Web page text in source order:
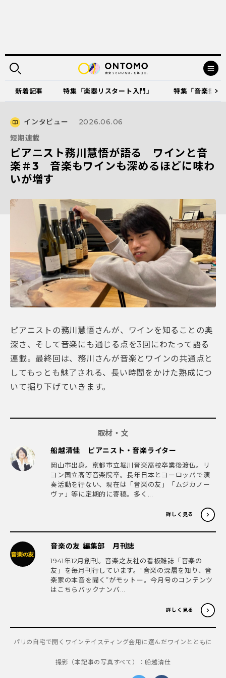
新着記事 特集「楽器リスタート入門」 特集「音楽祭
インタビュー
2026.06.06
短期連載
ピアニスト務川慧悟が語る ワインと音
楽＃3 音楽もワインも深めるほどに味わ
いが増す
ピアニストの務川慧悟さんが、ワインを知ることの奥
深さ、そして音楽にも通じる点を3回にわたって語る
連載。最終回は、務川さんが音楽とワインの共通点と
してもっとも魅了される、長い時間をかけた熟成につ
いて掘り下げていきます。
取材・文
船越清佳 ピアニスト・音楽ライター
岡山市出身。京都市立堀川音楽高校卒業後渡仏。リ
ヨン国立高等音楽院卒。長年日本とヨーロッパで演
奏活動を行ない、現在は「音楽の友」「ムジカノー
ヴァ」等に定期的に寄稿。多く...
詳しく見る
音楽の友 編集部 月刊誌
1941年12月創刊。音楽之友社の看板雑誌「音楽の
友」を毎月刊行しています。“音楽の深層を知り、音
楽家の本音を聞く”がモットー。今月号のコンテンツ
はこちらバックナンバ...
詳しく見る
パリの自宅で開くワインテイスティング会用に選んだワインとともに
撮影（本記事の写真すべて）：船越清佳